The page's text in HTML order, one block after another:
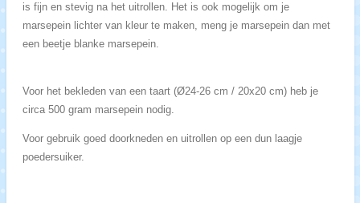
is fijn en stevig na het uitrollen. Het is ook mogelijk om je
marsepein lichter van kleur te maken, meng je marsepein dan met
een beetje blanke marsepein.
Voor het bekleden van een taart (Ø24-26 cm / 20x20 cm) heb je
circa 500 gram marsepein nodig.
Voor gebruik goed doorkneden en uitrollen op een dun laagje
poedersuiker.